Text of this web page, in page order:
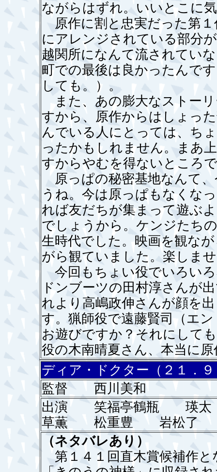
ながらはずれ。いいとこに
原作に割と忠実だった第１
にアレンジされている部分
越関所になんて流されてい
町での最後は良かったんで
しても。）。
また、あの膨大なストー
すから、原作からはしょっ
んでいる人にとっては、ち
ったかもしれません。まあ
すからやむを得ないところ
原っぱの秘密基地なんて
うね。今は原っぱもなくな
れば友だちが集まって遊ぶ
でしょうから。ケンジたち
生時代でした。映画を観な
がら観ていました。楽しま
今回もちょい役でいろい
ドンブーツの田村淳さんが
れより高嶋政伸さんが顔を
す。猟師役で遠藤賢司（エ
お遊びですか？それにして
役の木南晴夏さん、本当に
ディア・ドクター（２１．
監督 西川美和
出演 笑福亭鶴瓶 瑛
草薫 松重豊 岩松
（ネタバレあり）
第１４１回直木賞候補作と